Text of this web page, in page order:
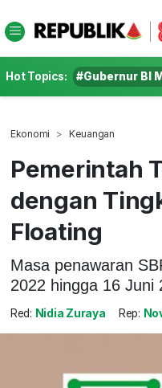
Hot Topics: #Gubernur BI
Ekonomi Keuangan
Pemerintah
dengan
Floating
Masa penawaran
2022 hingga 16 Juni
Red: Nidia Zuraya Rep: